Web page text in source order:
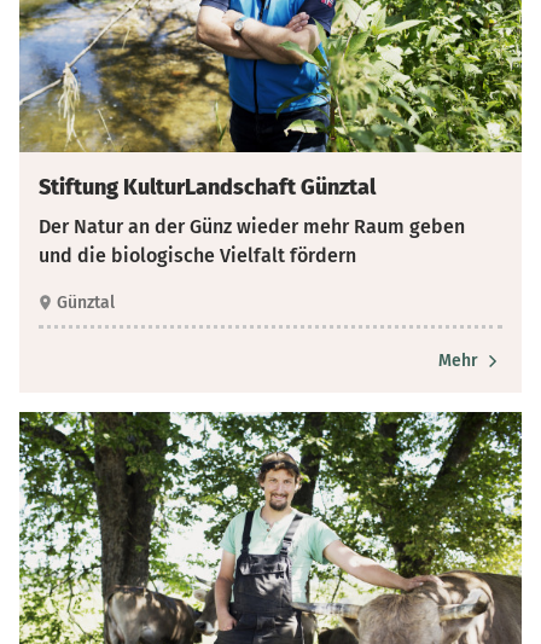
Stiftung KulturLandschaft Günztal
Der Natur an der Günz wieder mehr Raum geben
und die biologische Vielfalt fördern
Günztal
Mehr